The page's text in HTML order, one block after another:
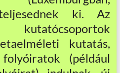
ki. Az
kutatás,
(például